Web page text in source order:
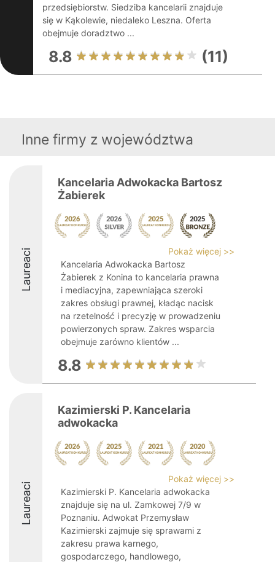
przedsiębiorstw. Siedziba kancelarii znajduje
się w Kąkolewie, niedaleko Leszna. Oferta
obejmuje doradztwo ...
8.8 (11)
Inne firmy z województwa
Laureaci
Kancelaria Adwokacka Bartosz
Żabierek
Pokaż więcej >>
Kancelaria Adwokacka Bartosz
Żabierek z Konina to kancelaria prawna
i mediacyjna, zapewniająca szeroki
zakres obsługi prawnej, kładąc nacisk
na rzetelność i precyzję w prowadzeniu
powierzonych spraw. Zakres wsparcia
obejmuje zarówno klientów ...
8.8
Laureaci
Kazimierski P. Kancelaria
adwokacka
Pokaż więcej >>
Kazimierski P. Kancelaria adwokacka
znajduje się na ul. Zamkowej 7/9 w
Poznaniu. Adwokat Przemysław
Kazimierski zajmuje się sprawami z
zakresu prawa karnego,
gospodarczego, handlowego,